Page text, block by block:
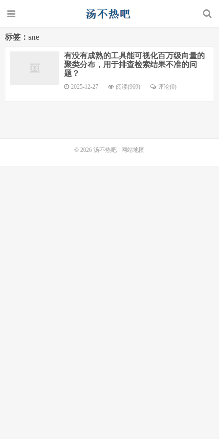
标签：sne
有没有成熟的工具能可视化百万级向量的
聚类分布，用于排查检索结果不准的问
题？
2025-12-27 阅读(969) 评论(0)
© 2026 汤不热吧 网站地图